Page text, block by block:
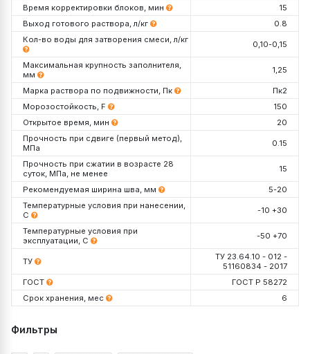
Время корректировки блоков, мин
15
Выход готового раствора, л/кг
0.8
Кол-во воды для затворения смеси, л/кг
0,10-0,15
Максимальная крупность заполнителя,
мм
1,25
Марка раствора по подвижности, Пк
Пк2
Морозостойкость, F
150
Открытое время, мин
20
Прочность при сдвиге (первый метод),
МПа
0.15
Прочность при сжатии в возрасте 28
суток, МПа, не менее
15
Рекомендуемая ширина шва, мм
5-20
Температурные условия при нанесении,
С
-10 +30
Температурные условия при
эксплуатации, С
-50 +70
ТУ
ТУ 23.64.10 - 012 -
51160834 - 2017
ГОСТ
ГОСТ Р 58272
Срок хранения, мес
6
Фильтры